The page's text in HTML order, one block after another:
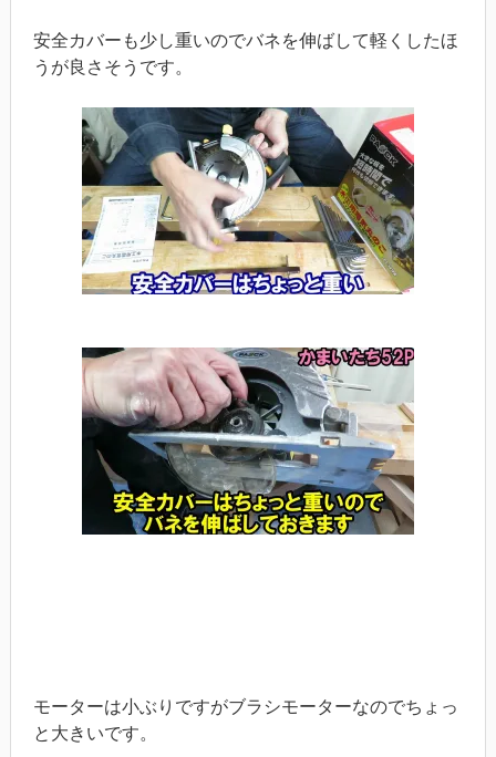
安全カバーも少し重いのでバネを伸ばして軽くしたほ
うが良さそうです。
モーターは小ぶりですがブラシモーターなのでちょっ
と大きいです。